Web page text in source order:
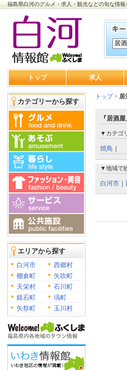
福島県白河のグルメ・求人・観光などの旬な情
トップ 求人
カテゴリーから探す
エリアから探す
白河市
西郷村
棚倉町
矢吹町
天栄村
石川町
鏡石町
塙町
矢祭町
玉川村
トップ> 居
『居酒
▼カテゴ
焼鳥 ｜
▼地域で
白河市 ｜